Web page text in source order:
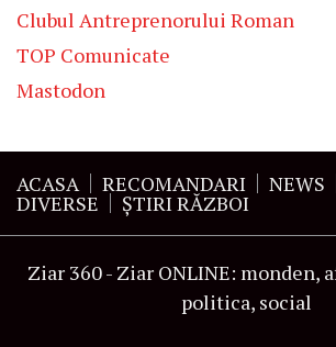
Clubul Antreprenorului Roman
TOP Comunicate
Mastodon
ACASA RECOMANDARI NEWS
DIVERSE ŞTIRI RĂZBOI
Ziar 360 - Ziar ONLINE: monden,
politica, social